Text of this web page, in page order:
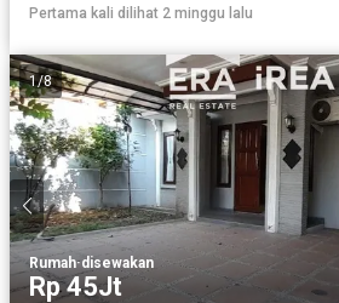
Pertama kali dilihat 2 minggu lalu
1/8
Rumah·disewakan
Rp 45Jt